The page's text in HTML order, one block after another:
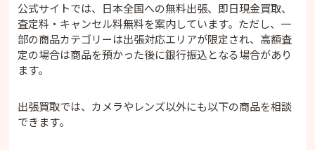
公式サイトでは、日本全国への無料出張、即日現金買取、
査定料・キャンセル料無料を案内しています。ただし、一
部の商品カテゴリーは出張対応エリアが限定され、高額査
定の場合は商品を預かった後に銀行振込となる場合があり
ます。
出張買取では、カメラやレンズ以外にも以下の商品を相談
できます。